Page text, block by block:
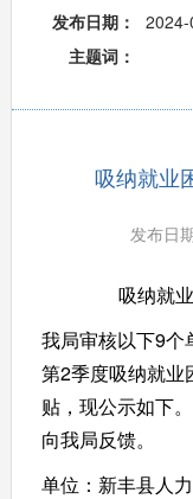
发布日期：
2024-
主题词：
吸纳就业
发布日
吸纳就
我局审核以下9个
第2季度吸纳就业
贴，现公示如下
向我局反馈。
单位：新丰县人